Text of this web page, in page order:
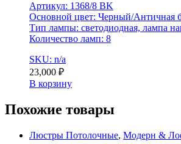
Артикул: 1368/8 BK
Основной цвет: Черный/Античная
Тип лампы: светодиодная, лампа
Количество ламп: 8
SKU: n/a
23,000 ₽
В корзину
Похожие товары
Люстры Потолочные, Модерн &